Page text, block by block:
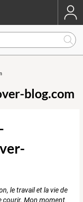
blog.com
le travail et la vie de
courir. Mon moment